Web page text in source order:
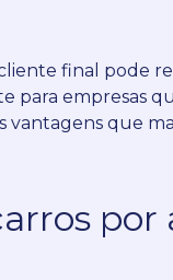
final pode
para empresas
vantagens que
por